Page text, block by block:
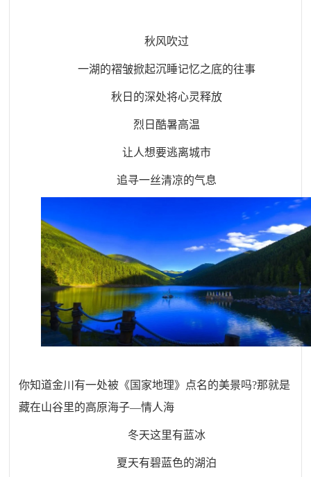
秋风吹过
一湖的褶皱掀起沉睡记忆之底的往事
秋日的深处将心灵释放
烈日酷暑高温
让人想要逃离城市
追寻一丝清凉的气息
你知道金川有一处被《国家地理》点名的美景吗?那就是
藏在山谷里的高原海子—情人海
冬天这里有蓝冰
夏天有碧蓝色的湖泊